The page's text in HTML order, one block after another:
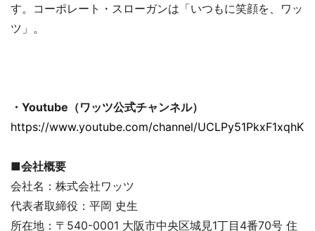
す。コーポレート・スローガンは「いつもに笑顔を、ワッ
ツ」。
・Youtube（ワッツ公式チャンネル）
https://www.youtube.com/channel/
■会社概要
会社名：株式会社ワッツ
代表者取締役：平岡 史生
所在地：〒540-0001 大阪市中央区城見1丁目4番70号 住